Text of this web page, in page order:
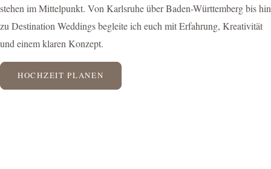
stehen im Mittelpunkt. Von Karlsruhe über Baden-Württemberg bis hin
zu Destination Weddings begleite ich euch mit Erfahrung, Kreativität
und einem klaren Konzept.
HOCHZEIT PLANEN